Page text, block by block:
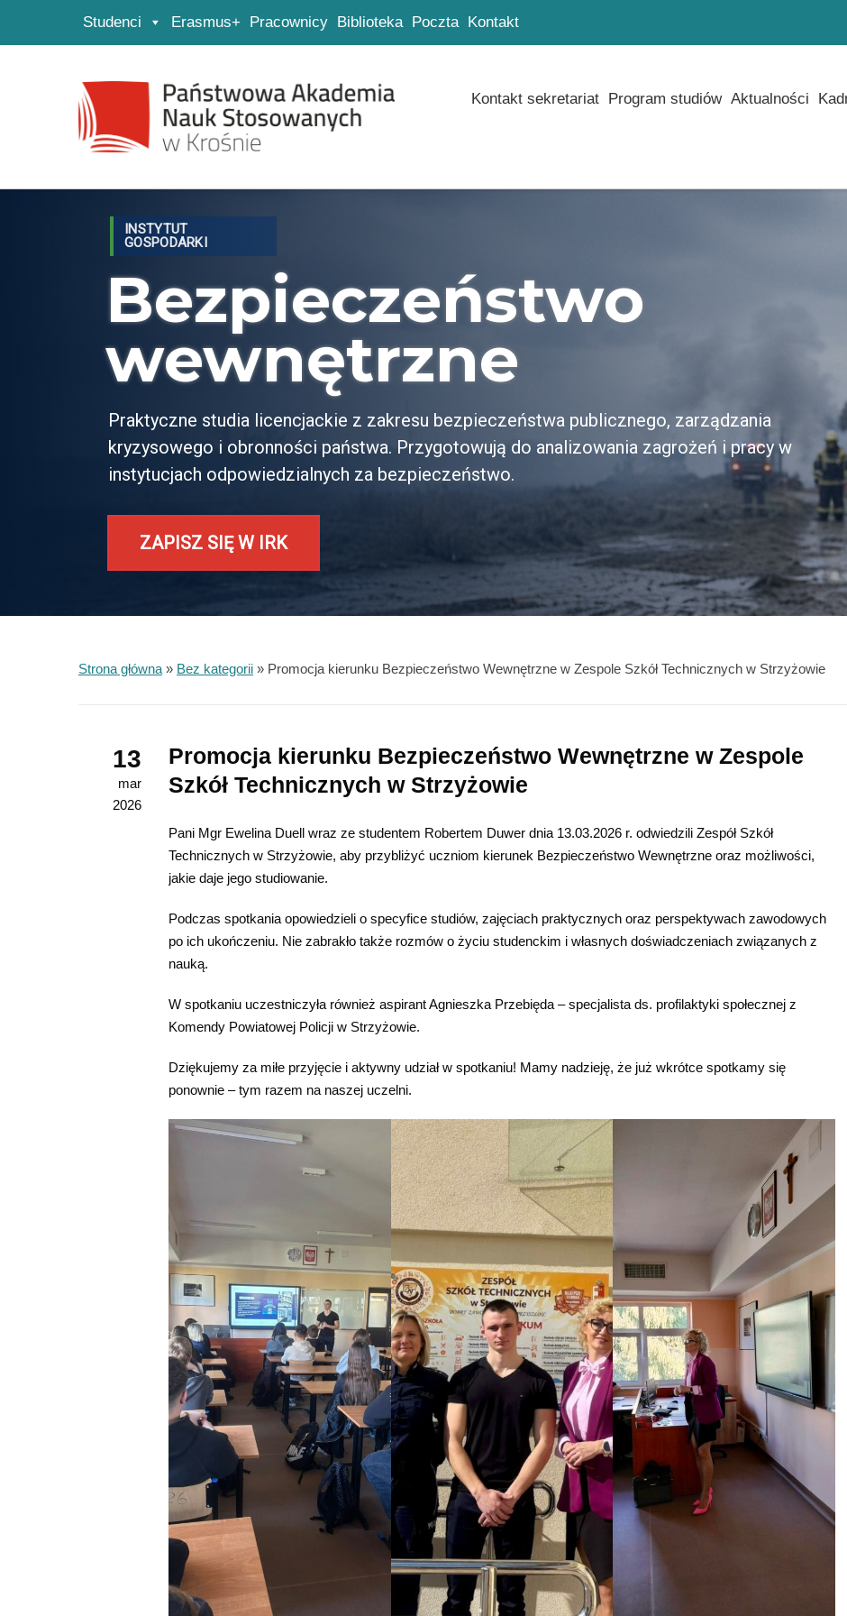
Strona główna
Przejdź do wyszukiwarki
Przejdź do menu głównego
Studenci Erasmus+ Pracownicy Biblioteka Poczta Kontakt
Kontakt sekretariat Program studiów Aktualności
INSTYTUT
GOSPODARKI
Bezpieczeństwo
wewnętrzne
Praktyczne studia licencjackie z zakresu bezpieczeństwa publicznego, zarządzania
kryzysowego i obronności państwa. Przygotowują do analizowania zagrożeń i pracy w
instytucjach odpowiedzialnych za bezpieczeństwo.
ZAPISZ SIĘ W IRK
Strona główna » Bez kategorii » Promocja kierunku Bezpieczeństwo Wewnętrzne w Zespole Szkół Technicznych w Strzyżowie
13
mar
2026
Promocja kierunku Bezpieczeństwo Wewnętrzne w Zespole
Szkół Technicznych w Strzyżowie
Pani Mgr Ewelina Duell wraz ze studentem Robertem Duwer dnia 13.03.2026 r. odwiedzili Zespół Szkół
Technicznych w Strzyżowie, aby przybliżyć uczniom kierunek Bezpieczeństwo Wewnętrzne oraz możliwości,
jakie daje jego studiowanie.
Podczas spotkania opowiedzieli o specyfice studiów, zajęciach praktycznych oraz perspektywach zawodowych
po ich ukończeniu. Nie zabrakło także rozmów o życiu studenckim i własnych doświadczeniach związanych z
nauką.
W spotkaniu uczestniczyła również aspirant Agnieszka Przebięda – specjalista ds. profilaktyki społecznej z
Komendy Powiatowej Policji w Strzyżowie.
Dziękujemy za miłe przyjęcie i aktywny udział w spotkaniu! Mamy nadzieję, że już wkrótce spotkamy się
ponownie – tym razem na naszej uczelni.